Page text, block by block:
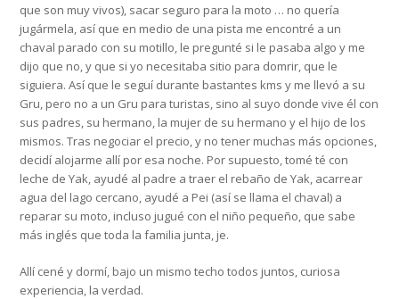
que son muy vivos), sacar seguro para la moto … no quería
jugármela, así que en medio de una pista me encontré a un
chaval parado con su motillo, le pregunté si le pasaba algo y me
dijo que no, y que si yo necesitaba sitio para domrir, que le
siguiera. Así que le seguí durante bastantes kms y me llevó a su
Gru, pero no a un Gru para turistas, sino al suyo donde vive él con
sus padres, su hermano, la mujer de su hermano y el hijo de los
mismos. Tras negociar el precio, y no tener muchas más opciones,
decidí alojarme allí por esa noche. Por supuesto, tomé té con
leche de Yak, ayudé al padre a traer el rebaño de Yak, acarrear
agua del lago cercano, ayudé a Pei (así se llama el chaval) a
reparar su moto, incluso jugué con el niño pequeño, que sabe
más inglés que toda la familia junta, je.
Allí cené y dormí, bajo un mismo techo todos juntos, curiosa
experiencia, la verdad.